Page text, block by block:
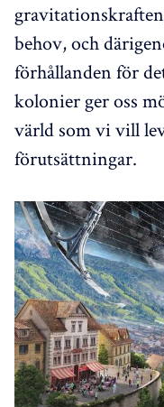
behov, och
förhållanden för
kolonier ger oss
värld som vi vill
förutsättningar.